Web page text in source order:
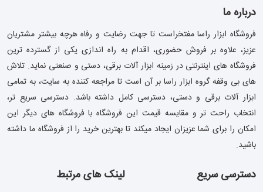
درباره ما
فروشگاه ابزار راسا مفتخراست تا جهت رضایت و رفاه هرچه بیشتر مشتریان
عزیز، علاوه بر فروش حضوری، اقدام به راه اندازی یکی از گسترده ترین
فروشگاه های اینترنتی در زمینه ابزار آلات برقی، دستی و صنعتی نماید. تلاش
های بی وقفه گروه ابزار راسا بر آن است تا مراجعه کننده به سایت، به تمامی
ابزار آلات برقی و دستی، دسترسی کامل داشته باشد. دسترسی سریع تر،
انتخاب راحت تر و مقایسه قیمت این فروشگاه با فروشگاه های دیگر این
امکان را برای شما عزیزان ایجاد میکند تا بهترین خرید را از فروشگاه ما داشته
باشید.
دسترسی سریع لینک های مرتبط